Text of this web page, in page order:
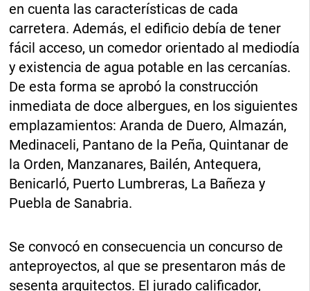
en cuenta las características de cada
carretera. Además, el edificio debía de tener
fácil acceso, un comedor orientado al mediodía
y existencia de agua potable en las cercanías.
De esta forma se aprobó la construcción
inmediata de doce albergues, en los siguientes
emplazamientos: Aranda de Duero, Almazán,
Medinaceli, Pantano de la Peña, Quintanar de
la Orden, Manzanares, Bailén, Antequera,
Benicarló, Puerto Lumbreras, La Bañeza y
Puebla de Sanabria.
Se convocó en consecuencia un concurso de
anteproyectos, al que se presentaron más de
sesenta arquitectos. El jurado calificador,